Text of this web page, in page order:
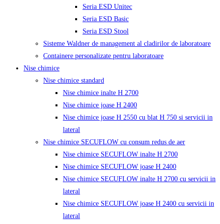
Seria ESD Unitec
Seria ESD Basic
Seria ESD Stool
Sisteme Waldner de management al cladirilor de laboratoare
Containere personalizate pentru laboratoare
Nise chimice
Nise chimice standard
Nise chimice inalte H 2700
Nise chimice joase H 2400
Nise chimice joase H 2550 cu blat H 750 si servicii in
lateral
Nise chimice SECUFLOW cu consum redus de aer
Nise chimice SECUFLOW inalte H 2700
Nise chimice SECUFLOW joase H 2400
Nise chimice SECUFLOW inalte H 2700 cu servicii in
lateral
Nise chimice SECUFLOW joase H 2400 cu servicii in
lateral